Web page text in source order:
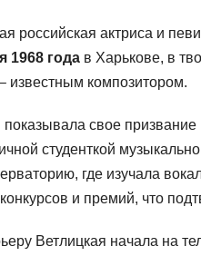
российская актриса и
1968 года в Харькове, в
известным композитором.
свое
студенткой
где изучала
и премий, что
Ветлицкая начала на